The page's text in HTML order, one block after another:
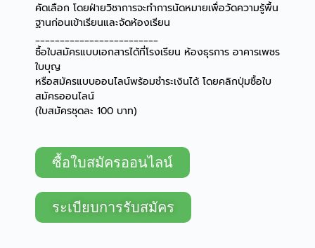
คัดเลือก โดยฝ่ายวิชาการจะทำการนัดหมายเพื่อวัดความรู้พื้น
ฐานก่อนเข้าเรียนและจัดห้องเรียน
_________________________
ซื้อใบสมัครแบบเอกสารได้ที่โรงเรียน ห้องธุรการ อาคารเพชร
ใบบุญ
หรือสมัครแบบออนไลน์พร้อมชำระเงินได้ โดยคลิกปุ่มซื้อใบ
สมัครออนไลน์
(ใบสมัครชุดละ 100 บาท)
ซื้อใบสมัครออนไลน์
ระเบียบการรับสมัคร